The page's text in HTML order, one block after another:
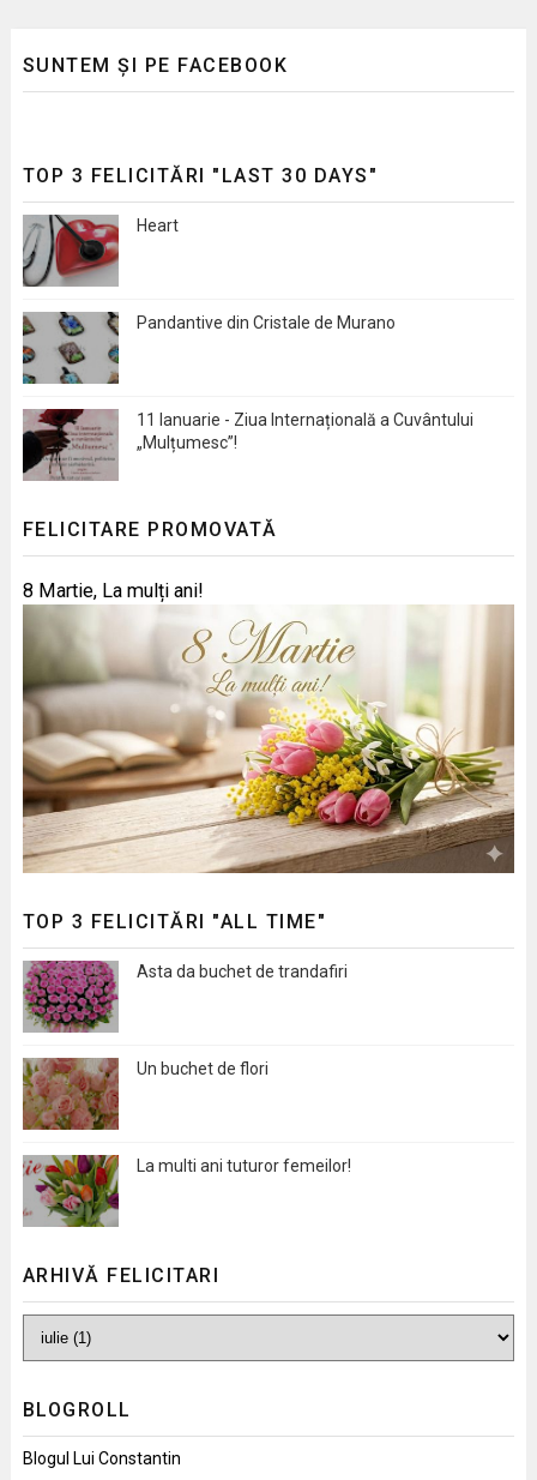
SUNTEM ȘI PE FACEBOOK
TOP 3 FELICITĂRI "LAST 30 DAYS"
Heart
Pandantive din Cristale de Murano
11 Ianuarie - Ziua Internațională a Cuvântului
„Mulțumesc”!
FELICITARE PROMOVATĂ
8 Martie, La mulți ani!
TOP 3 FELICITĂRI "ALL TIME"
Asta da buchet de trandafiri
Un buchet de flori
La multi ani tuturor femeilor!
ARHIVĂ FELICITARI
BLOGROLL
Blogul Lui Constantin